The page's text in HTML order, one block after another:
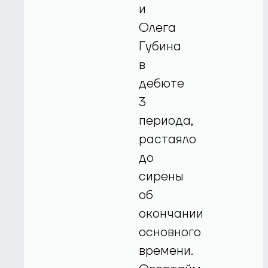
и
Олега
Губина
в
дебюте
3
периода,
растаяло
до
сирены
об
окончании
основного
времени.